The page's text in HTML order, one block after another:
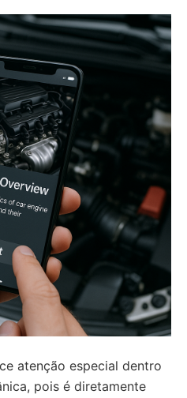
atenção especial dentro
pois é diretamente